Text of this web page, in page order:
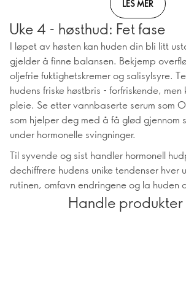
LES MER
Uke 4 - høsthud: Fet fase
I løpet av høsten kan huden din bli litt
gjelder å finne balansen. Bekjemp
oljefrie fuktighetskremer og salisylsyre.
hudens friske høstbris - forfriskende,
pleie. Se etter vannbaserte serum som
som hjelper deg med å få glød gjennom
under hormonelle svingninger.
Til syvende og sist handler hormonell
dechiffrere hudens unike tendenser hver
rutinen, omfavn endringene og la huden
Handle produkter